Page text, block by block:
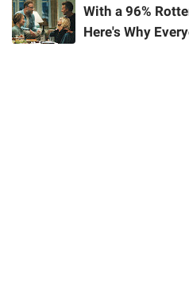
With a 96%
Here's Why